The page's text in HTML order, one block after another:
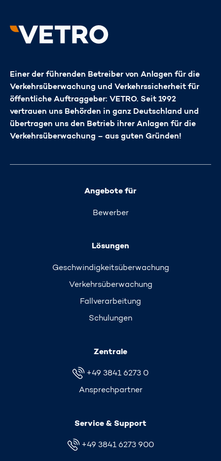
Einer der führenden Betreiber von Anlagen für die
Verkehrsüberwachung und Verkehrssicherheit für
öffentliche Auftraggeber: VETRO. Seit 1992
vertrauen uns Behörden in ganz Deutschland und
übertragen uns den Betrieb ihrer Anlagen für die
Verkehrsüberwachung – aus guten Gründen!
Angebote für
Bewerber
Lösungen
Geschwindigkeits­überwachung
Verkehrs­überwachung
Fallverarbeitung
Schulungen
Zentrale
+49 3841 6273 0
Ansprechpartner
Service & Support
+49 3841 6273 900